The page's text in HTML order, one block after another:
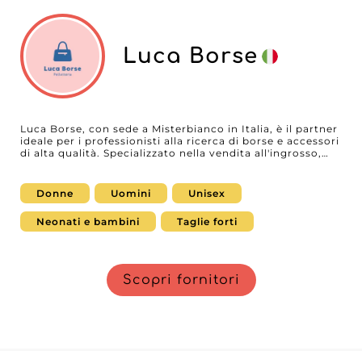
Luca Borse
Luca Borse, con sede a Misterbianco in Italia, è il partner
ideale per i professionisti alla ricerca di borse e accessori
di alta qualità. Specializzato nella vendita all'ingrosso,
inclusi grandi taglie e adolescenti. Questo grossista si
distingue per il suo impegno a fornire prodotti
eccezionali, che combinano stile e funzionalità per ogni
segmento di mercato.
Donne Uomini Unisex
Neonati e bambini Taglie forti
Scopri fornitori